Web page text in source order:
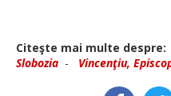
Citeşte mai multe despre:
Slobozia - Vincenţiu,